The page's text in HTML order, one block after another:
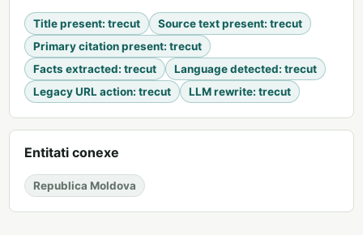
Title present: trecut Source text present: trecut
Primary citation present: trecut
Facts extracted: trecut Language detected: trecut
Legacy URL action: trecut LLM rewrite: trecut
Entitati conexe
Republica Moldova